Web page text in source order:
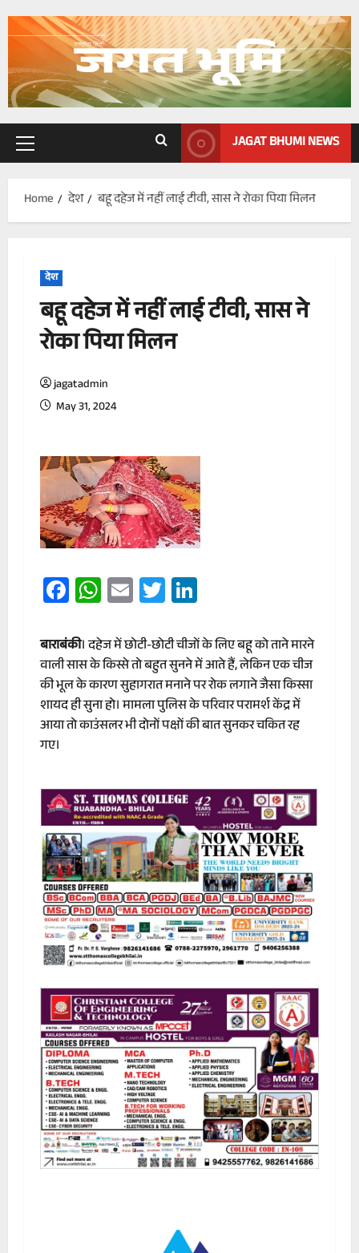
Primary
JAGAT BHUMI NEWS
Home देश बहू दहेज में नहीं लाई टीवी, सास ने रोका पिया मिलन
देश
बहू दहेज में नहीं लाई टीवी, सास ने
रोका पिया मिलन
jagatadmin
May 31, 2024
Facebook
WhatsApp
EmailTwitter
बाराबंकी। दहेज में छोटी-छोटी चीजों के लिए बहू को ताने मारने
वाली सास के किस्से तो बहुत सुनने में आते हैं, लेकिन एक चीज
की भूल के कारण सुहागरात मनाने पर रोक लगाने जैसा किस्सा
शायद ही सुना हो। मामला पुलिस के परिवार परामर्श केंद्र में
आया तो काउंसलर भी दोनों पक्षों की बात सुनकर चकित रह
गए।